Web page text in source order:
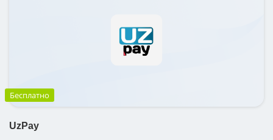
Бесплатно
UzPay